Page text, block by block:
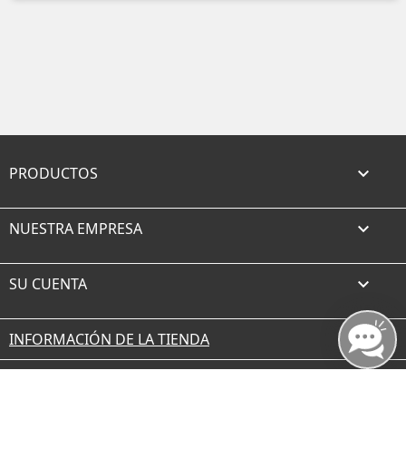
PRODUCTOS 
NUESTRA EMPRESA 
SU CUENTA 
INFORMACIÓN DE LA TIENDA